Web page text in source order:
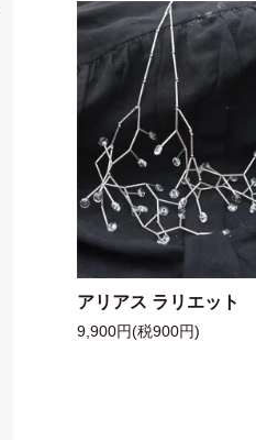
アリアス ラリエット
9,900円(税900円)